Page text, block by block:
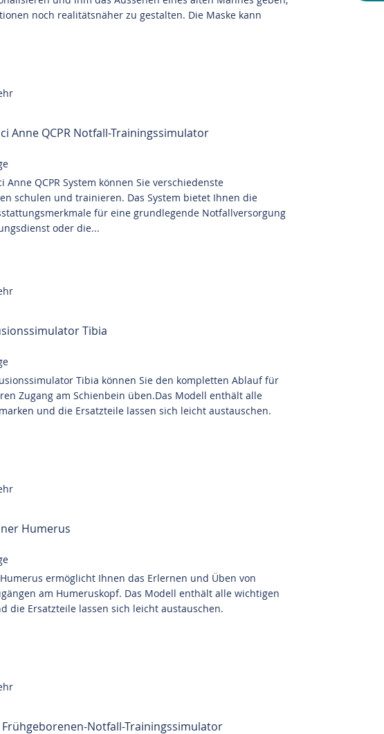
noch realitätsnäher zu gestalten. Die Maske kann
Anne QCPR Notfall-Trainingssimulator
Anne QCPR System können Sie verschiedenste
schulen und trainieren. Das System bietet Ihnen die
für eine grundlegende Notfallversorgung
oder die...
Tibia
Tibia können Sie den kompletten Ablauf für
Zugang am Schienbein üben.Das Modell enthält alle
und die Ersatzteile lassen sich leicht austauschen.
Humerus
ermöglicht Ihnen das Erlernen und Üben von
am Humeruskopf. Das Modell enthält alle wichtigen
die Ersatzteile lassen sich leicht austauschen.
Frühgeborenen-Notfall-Trainingssimulator